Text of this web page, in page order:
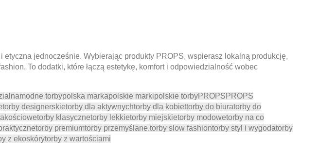
jednocześnie. Wybierając produkty PROPS, wspierasz lokalną produkcję,
To dodatki, które łączą estetykę, komfort i odpowiedzialność wobec
modne torbypolska markapolskie markipolskie torbyPROPS PROPS
torby designerskietorby dla aktywnychtorby dla kobiettorby do biuratorby do
torby klasycznetorby lekkietorby miejskietorby modowetorby na co
torby premiumtorby przemyślane.torby slow fashiontorby styl i wygodatorby
z ekoskórytorby z wartościami